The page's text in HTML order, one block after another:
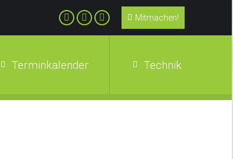
Mitmachen!
Terminkalender Technik